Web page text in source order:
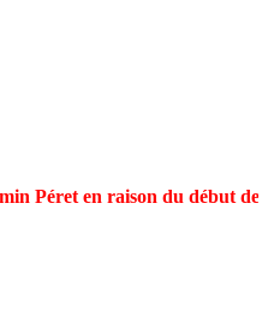
Péret en raison du début